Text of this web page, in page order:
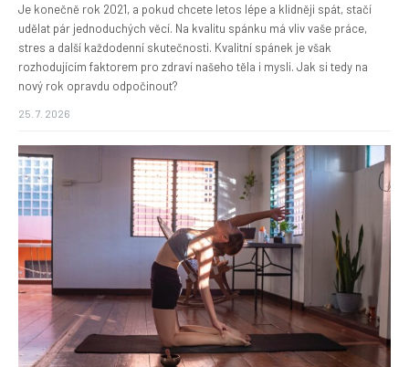
Je konečně rok 2021, a pokud chcete letos lépe a klidněji spát, stačí
udělat pár jednoduchých věcí. Na kvalitu spánku má vliv vaše práce,
stres a další každodenní skutečnosti. Kvalitní spánek je však
rozhodujícím faktorem pro zdraví našeho těla i mysli. Jak si tedy na
nový rok opravdu odpočinout?
25. 7. 2026